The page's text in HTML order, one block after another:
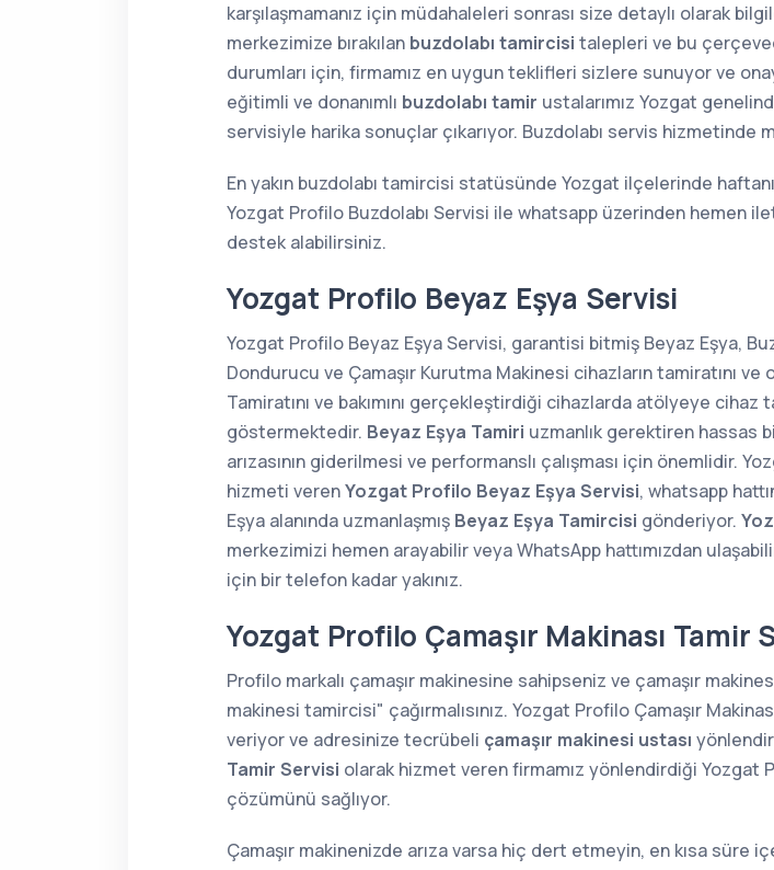
karşılaşmamanız için müdahaleleri sonrası size detaylı olarak
merkezimize bırakılan buzdolabı tamircisi talepleri ve bu
durumları için, firmamız en uygun teklifleri sizlere sunuyor ve
eğitimli ve donanımlı buzdolabı tamir ustalarımız Yozgat
servisiyle harika sonuçlar çıkarıyor. Buzdolabı servis
En yakın buzdolabı tamircisi statüsünde Yozgat ilçelerinde
Yozgat Profilo Buzdolabı Servisi ile whatsapp üzerinden hemen
destek alabilirsiniz.
Yozgat Profilo Beyaz Eşya Servisi
Yozgat Profilo Beyaz Eşya Servisi, garantisi bitmiş Beyaz Eşya,
Dondurucu ve Çamaşır Kurutma Makinesi cihazların tamiratını
Tamiratını ve bakımını gerçekleştirdiği cihazlarda atölyeye
göstermektedir. Beyaz Eşya Tamiri uzmanlık gerektiren hassas
arızasının giderilmesi ve performanslı çalışması için önemlidir.
hizmeti verenYozgat Profilo Beyaz Eşya Servisi, whatsapp
Eşya alanında uzmanlaşmış Beyaz Eşya Tamircisi gönderiyor.
merkezimizi hemen arayabilir veya WhatsApp hattımızdan
için bir telefon kadar yakınız.
Yozgat Profilo Çamaşır Makinası Tamir
Profilo markalı çamaşır makinesine sahipseniz ve çamaşır
makinesi tamircisi" çağırmalısınız. Yozgat Profilo Çamaşır
veriyor ve adresinize tecrübeli çamaşır makinesi ustası
Tamir Servisi olarak hizmet veren firmamız yönlendirdiği Yozgat
çözümünü sağlıyor.
Çamaşır makinenizde arıza varsa hiç dert etmeyin, en kısa süre